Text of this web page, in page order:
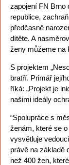
zapojení FN Brno
republice,
předčasně
dítěte. A
ženy můžeme na
S projektem
bratří. Primář
říká: „Projekt je
našimi ideály
“Spolupráce s
ženám, které se
vysvětluje
právě na základě
než 400 žen,